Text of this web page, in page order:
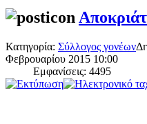
Κατηγορία: Σύλλογος γονέων
Φεβρουαρίου 2015 10:00
Εμφανίσεις: 4495